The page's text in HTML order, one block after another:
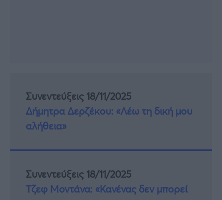
Συνεντεύξεις 18/11/2025
Δήμητρα Δερζέκου: «Λέω τη δική μου
αλήθεια»
Συνεντεύξεις 18/11/2025
Τζεφ Μοντάνα: «Κανένας δεν μπορεί